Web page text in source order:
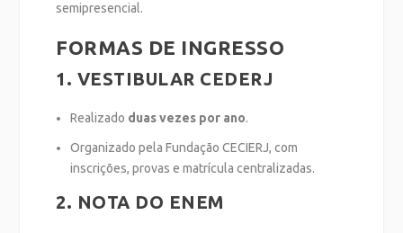
semipresencial.
FORMAS DE INGRESSO
1. VESTIBULAR CEDERJ
Realizado duas vezes por ano.
Organizado pela Fundação CECIERJ, com
inscrições, provas e matrícula centralizadas.
2. NOTA DO ENEM